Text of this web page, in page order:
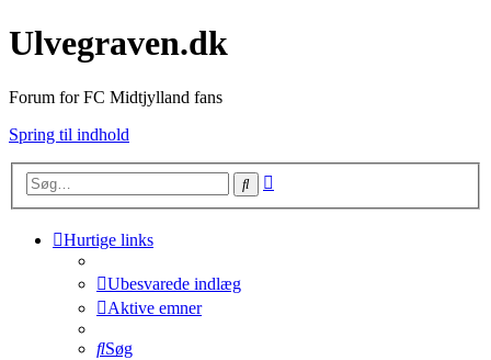
Ulvegraven.dk
Forum for FC Midtjylland fans
Spring til indhold
Søg
Hurtige links
Ubesvarede indlæg
Aktive emner
Søg